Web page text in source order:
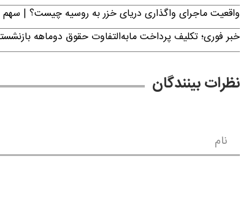
واقعیت ماجرای واگذاری دریای خزر به روسیه چیست؟ | سهم
خبر فوری؛ تکلیف پرداخت مابه‌التفاوت حقوق دوماهه
نظرات بینندگان
نام